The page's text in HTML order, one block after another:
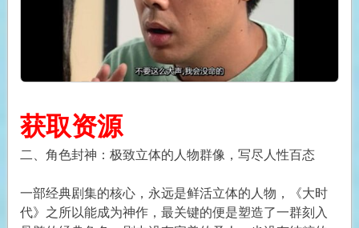
获取资源
二、角色封神：极致立体的人物群像，写尽人性百态
一部经典剧集的核心，永远是鲜活立体的人物，《大时
代》之所以能成为神作，最关键的便是塑造了一群刻入